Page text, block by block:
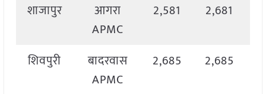
शाजापुर
आगरा
APMC
2,581 2,681
शिवपुरी
बादरवास
APMC
2,685 2,685